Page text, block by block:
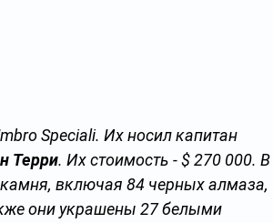
Speciali. Их носил капитан
Терри. Их стоимость - $ 270 000. В
включая 84 черных алмаза,
они украшены 27 белыми